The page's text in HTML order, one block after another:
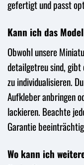
gefertigt und passt
Kann ich das
Obwohl unsere
detailgetreu sind,
zu individualisieren.
Aufkleber anbringen
lackieren. Beachte
Garantie
Wo kann ich